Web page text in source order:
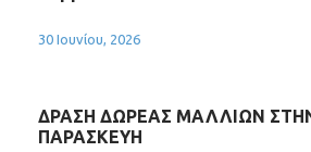
30 Ιουνίου, 2026
ΔΡΑΣΗ ΔΩΡΕΑΣ ΜΑΛΛΙΩΝ
ΠΑΡΑΣΚΕΥΗ